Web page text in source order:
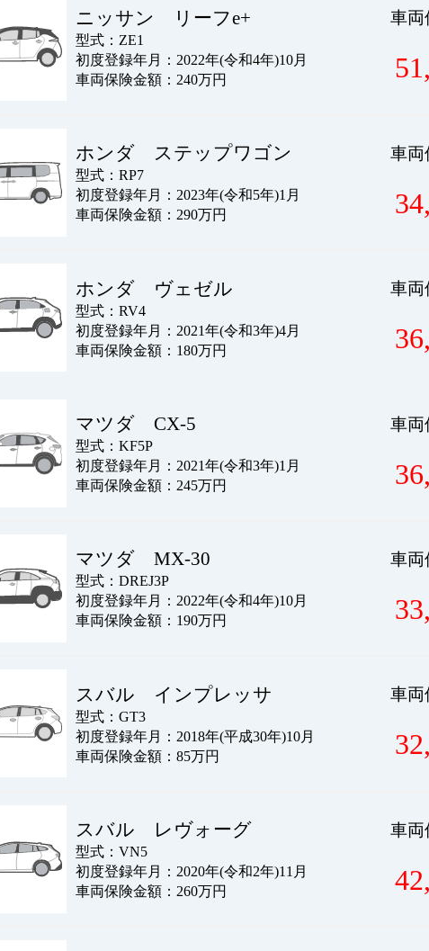
ニッサン リーフe+
型式：ZE1
初度登録年月：2022年(令和4年)10月
車両保険金額：240万円
車両
ホンダ ステップワゴン
型式：RP7
初度登録年月：2023年(令和5年)1月
車両保険金額：290万円
車両
ホンダ ヴェゼル
型式：RV4
初度登録年月：2021年(令和3年)4月
車両保険金額：180万円
車両
マツダ CX-5
型式：KF5P
初度登録年月：2021年(令和3年)1月
車両保険金額：245万円
車両
マツダ MX-30
型式：DREJ3P
初度登録年月：2022年(令和4年)10月
車両保険金額：190万円
車両
スバル インプレッサ
型式：GT3
初度登録年月：2018年(平成30年)10月
車両保険金額：85万円
車両
スバル レヴォーグ
型式：VN5
初度登録年月：2020年(令和2年)11月
車両保険金額：260万円
車両